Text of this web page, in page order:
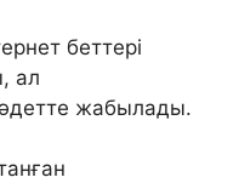
беттері
ал
жабылады.